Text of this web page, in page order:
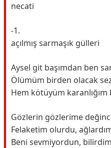
necati
-1.
açılmış sarmaşık gülleri
Aysel git başımdan ben
Ölümüm birden olacak
Hem kötüyüm
Gözlerin gözlerime
Felaketim olurdu,
Beni sevmiyordun, bilirdim